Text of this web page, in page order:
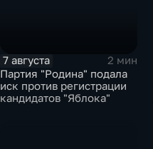
7 августа
2 мин
Партия "Родина" подала
иск против регистрации
кандидатов "Яблока"